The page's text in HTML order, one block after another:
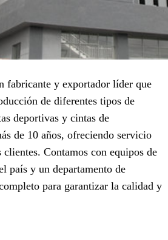
fabricante y exportador líder que
de diferentes tipos de
deportivas y cintas de
de 10 años, ofreciendo servicio
Contamos con equipos de
país y un departamento de
para garantizar la calidad y